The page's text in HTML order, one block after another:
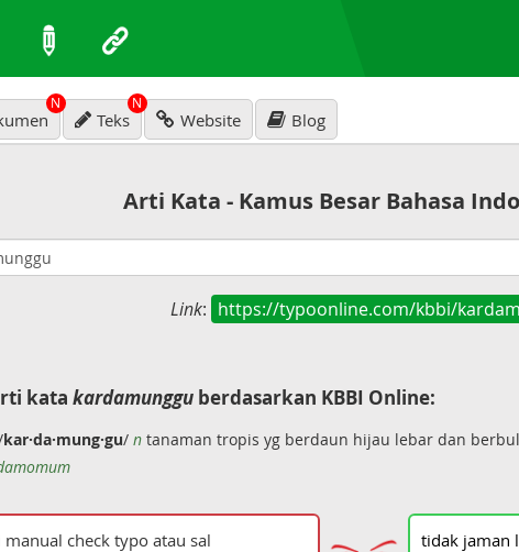
N
Teks
N
Website Blog
Arti Kata - Kamus Besar Bahasa
Link: https://typoonline.com/kbbi/
kata kardamungguberdasarkan KBBI Online:
kar·da·mung·gu/ ntanaman tropis yg berdaun hijau lebar dan
tidak jaman